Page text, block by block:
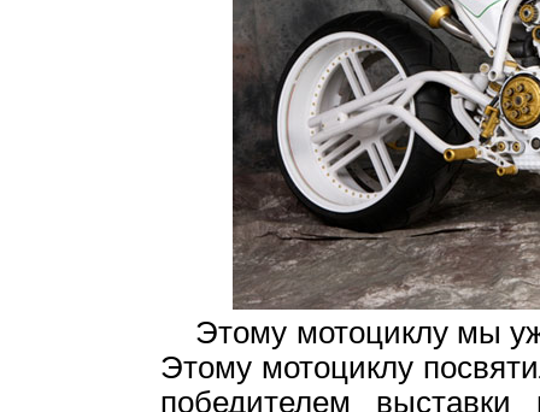
Этому мотоциклу мы
Этому мотоциклу
победителем